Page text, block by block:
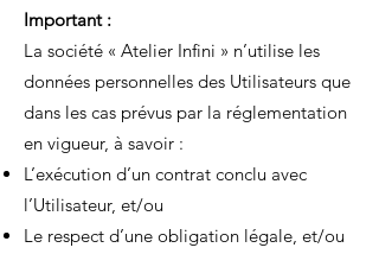
Important :
La société « Atelier Infini » n’utilise les
données personnelles des Utilisateurs que
dans les cas prévus par la réglementation
en vigueur, à savoir :
L’exécution d’un contrat conclu avec
l’Utilisateur, et/ou
Le respect d’une obligation légale, et/ou